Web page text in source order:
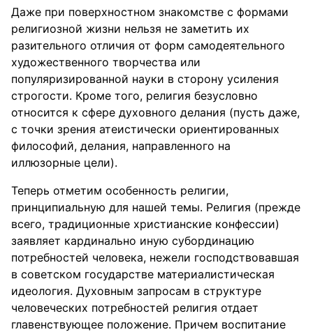
Даже при поверхностном знакомстве с формами
религиозной жизни нельзя не заметить их
разительного отличия от форм самодеятельного
художественного творчества или
популяризированной науки в сторону усиления
строгости. Кроме того, религия безусловно
относится к сфере духовного делания (пусть даже,
с точки зрения атеистически ориентированных
философий, делания, направленного на
иллюзорные цели).
Теперь отметим особенность религии,
принципиальную для нашей темы. Религия (прежде
всего, традиционные христианские конфессии)
заявляет кардинально иную субординацию
потребностей человека, нежели господствовавшая
в советском государстве материалистическая
идеология. Духовным запросам в структуре
человеческих потребностей религия отдает
главенствующее положение. Причем воспитание